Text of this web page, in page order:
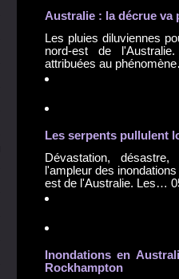
Australie : la décrue va
Les pluies diluviennes
nord-est de
attribuées au
Les serpents pullulent
Dévastation,
l'ampleur des
est de l'Australie. Les…
Inondations en
Rockhampton